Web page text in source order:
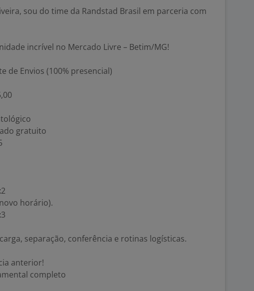
sou do time da Randstad Brasil em parceria com
incrível no Mercado Livre – Betim/MG!
de Envios (100% presencial)
gratuito
horário).
separação, conferência e rotinas logísticas.
anterior!
completo